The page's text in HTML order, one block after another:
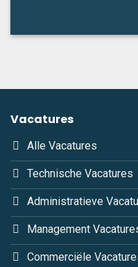
Vacatures
Alle Vacatures
Technische Vacatures
Administratieve
Management
Commerciële